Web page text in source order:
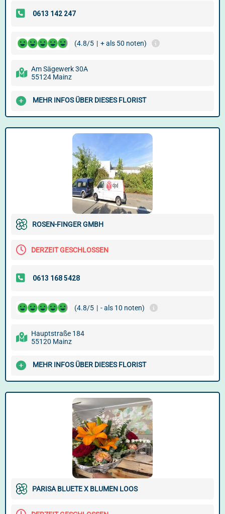
(4.8/5 | + als 50 noten)
Am Sägewerk 30A
55124 Mainz
MEHR INFOS ÜBER DIESES FLORIST
ROSEN-FINGER GMBH
DERZEIT GESCHLOSSEN
(4.8/5 | - als 10 noten)
Hauptstraße 184
55120 Mainz
MEHR INFOS ÜBER DIESES FLORIST
PARISA BLUETE X BLUMEN LOOS